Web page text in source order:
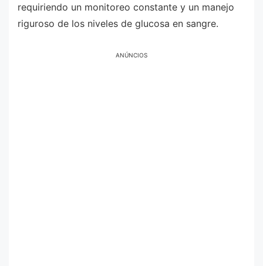
requiriendo un monitoreo constante y un manejo
riguroso de los niveles de glucosa en sangre.
ANÚNCIOS